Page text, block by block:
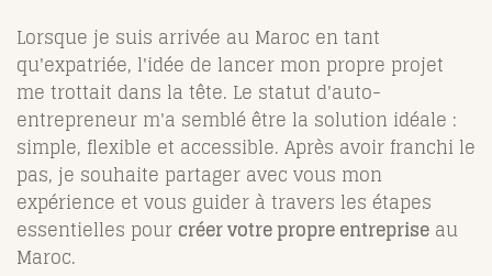
Lorsque je suis arrivée au Maroc en tant
qu'expatriée, l'idée de lancer mon propre projet
me trottait dans la tête. Le statut d'auto-
entrepreneur m'a semblé être la solution idéale :
simple, flexible et accessible. Après avoir franchi le
pas, je souhaite partager avec vous mon
expérience et vous guider à travers les étapes
essentielles pour créer votre propre entreprise au
Maroc.